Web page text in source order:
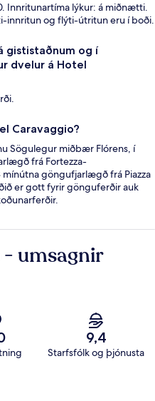
Innritunartíma lýkur: á miðnætti.
innritun og flýti-útritun eru í boði.
gististaðnum og í
dvelur á Hotel
Caravaggio?
Sögulegur miðbær Flórens, í
frá Fortezza-
göngufjarlægð frá Piazza
er gott fyrir gönguferðir auk
- umsagnir
9,4
Starfsfólk og þjónusta